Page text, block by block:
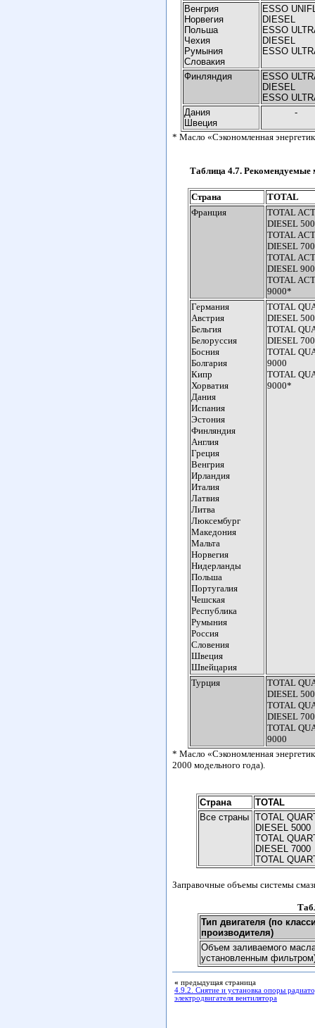
Венгрия
Норвегия
Польша
Чехия
Румыния
Словакия
ESSO
DIESEL
ESSO
DIESEL
ESSO
Финляндия
ESSO
DIESEL
ESSO
Дания
Швеция
-
* Масло «Сэкономленная
Таблица 4.7. Рекомендуемые
Страна
TOTAL
Франция
TOTAL
DIESEL
TOTAL
DIESEL
TOTAL
DIESEL
TOTAL
9000*
Германия
Австрия
Бельгия
Белоруссия
Босния
Болгария
Кипр
Хорватия
Дания
Испания
Эстония
Финляндия
Англия
Греция
Венгрия
Ирландия
Италия
Латвия
Литва
Люксембург
Македония
Мальта
Норвегия
Нидерланды
Польша
Португалия
Чешская
Республика
Румыния
Россия
Словения
Швеция
Швейцария
TOTAL
DIESEL
TOTAL
DIESEL
TOTAL
9000
TOTAL
9000*
Турция
TOTAL
DIESEL
TOTAL
DIESEL
TOTAL
9000
* Масло «Сэкономленная
2000 модельного года).
Страна
TOTAL
Все страны
TOTAL
DIESEL 5000
TOTAL
DIESEL 7000
TOTAL
Заправочные объемы системы
Тип двигателя (по
производителя)
Объем заливаемого
установленным
« предыдущая страница
4.9.2. Снятие и установка опоры
электродвигателя вентилятора